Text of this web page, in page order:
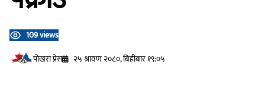
109 views
प‍ोखरा प्रेस
२५ श्रावण २०८०, बिहीबार १९:०५